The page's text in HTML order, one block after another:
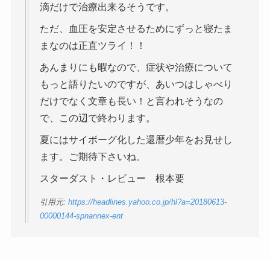
滴だけで治療出来るそうです。
ただ、血圧を安定させるためにずっと寝たま
まなのは正直ツライ！！
あんまりにも暇なので、症状や治療について
もっと語りたいのですが、あいつはしゃべり
だけでなく文章も長い！と言われそうなの
で、この辺で終わります。
夏にはサイボーグ化した還暦少年をお見せし
ます。ご期待下さいね。
スターダスト・レビュー 根本要
引用元: https://headlines.yahoo.co.jp/hl?a=20180613-
00000144-spnannex-ent